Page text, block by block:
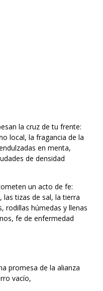
la cruz de tu frente:
local, la fragancia de la
en menta,
de densidad
un acto de fe:
tizas de sal, la tierra
rodillas húmedas y llenas
fe de enfermedad
promesa de la alianza
vacío,